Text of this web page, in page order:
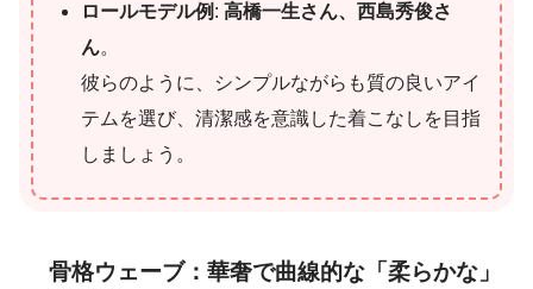
ロールモデル例 : 高橋一生さん、西島秀俊さ
ん。
彼らのように、シンプルながらも質の良いアイ
テムを選び、清潔感を意識した着こなしを目指
しましょう。
骨格ウェーブ：華奢で曲線的な「柔らかな」